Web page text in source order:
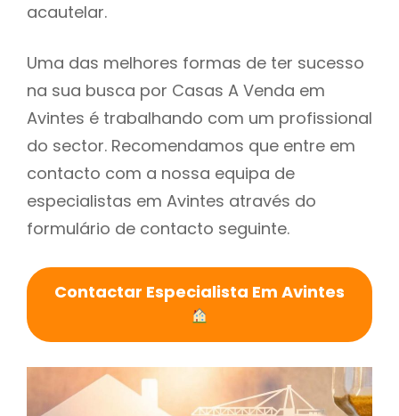
acautelar.
Uma das melhores formas de ter sucesso
na sua busca por Casas A Venda em
Avintes é trabalhando com um profissional
do sector. Recomendamos que entre em
contacto com a nossa equipa de
especialistas em Avintes através do
formulário de contacto seguinte.
Contactar Especialista Em Avintes